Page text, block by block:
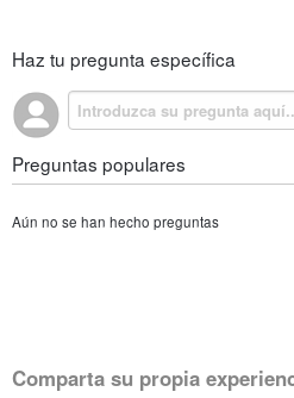
Haz tu pregunta específica
Preguntas populares
Aún no se han hecho preguntas
Comparta su propia